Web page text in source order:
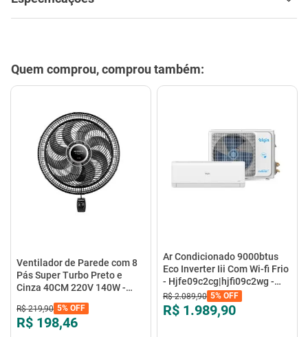
Quem comprou, comprou também:
Ventilador de Parede com 8
Pás Super Turbo Preto e
Cinza 40CM 220V 140W -
R$ 219,90 5% OFF
R$ 198,46
Ar Condicionado 9000btus
Eco Inverter Iii Com Wi-fi Frio
- Hjfe09c2cg|hjfi09c2wg -
Elgin
R$ 2.089,90 5% OFF
R$ 1.989,90